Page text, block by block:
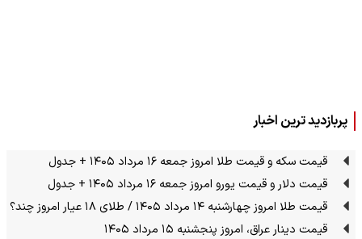
پربازدید ترین اخبار
قیمت سکه و قیمت طلا امروز جمعه ۱۶ مرداد ۱۴۰۵ + جدول
قیمت دلار و قیمت یورو امروز جمعه ۱۶ مرداد ۱۴۰۵ + جدول
قیمت طلا امروز چهارشنبه ۱۴ مرداد ۱۴۰۵ / طلای ۱۸ عیار امروز چند؟
قیمت دینار عراق، امروز پنجشنبه ۱۵ مرداد ۱۴۰۵